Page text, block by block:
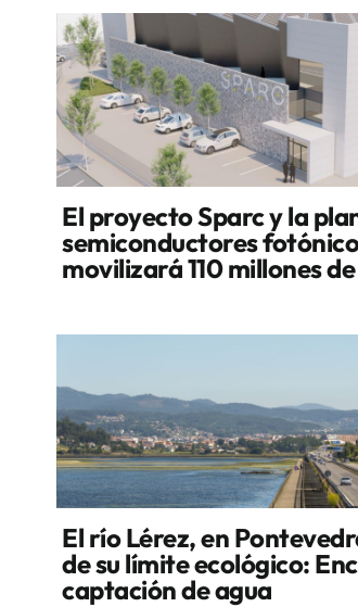
El proyecto Sparc y la
semiconductores
movilizará 110 millones
El río Lérez, en
de su límite ecológico:
captación de agua